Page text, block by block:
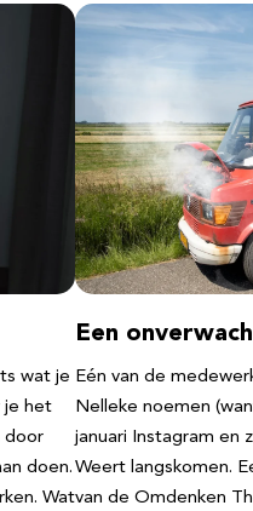
wat je
je het
door
doen.
Wat
Een
Eén van de
Nelleke noemen
januari Instagram en
Weert langskomen.
van de Omdenken